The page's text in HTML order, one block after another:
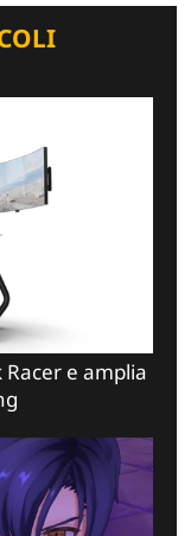
Racer e amplia